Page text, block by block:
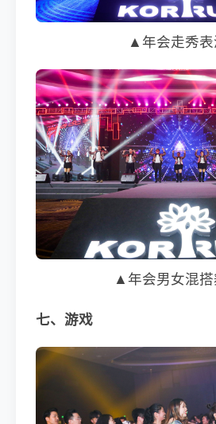
▲年会走秀表
▲年会男女混
七、游戏